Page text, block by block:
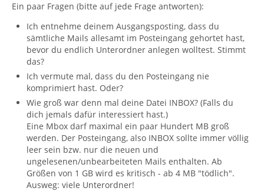
Ein paar Fragen (bitte auf jede Frage antworten):
Ich entnehme deinem Ausgangsposting, dass du
sämtliche Mails allesamt im Posteingang gehortet hast,
bevor du endlich Unterordner anlegen wolltest. Stimmt
das?
Ich vermute mal, dass du den Posteingang nie
komprimiert hast. Oder?
Wie groß war denn mal deine Datei INBOX? (Falls du
dich jemals dafür interessiert hast.)
Eine Mbox darf maximal ein paar Hundert MB groß
werden. Der Posteingang, also INBOX sollte immer völlig
leer sein bzw. nur die neuen und
ungelesenen/unbearbeiteten Mails enthalten. Ab
Größen von 1 GB wird es kritisch - ab 4 MB "tödlich".
Ausweg: viele Unterordner!